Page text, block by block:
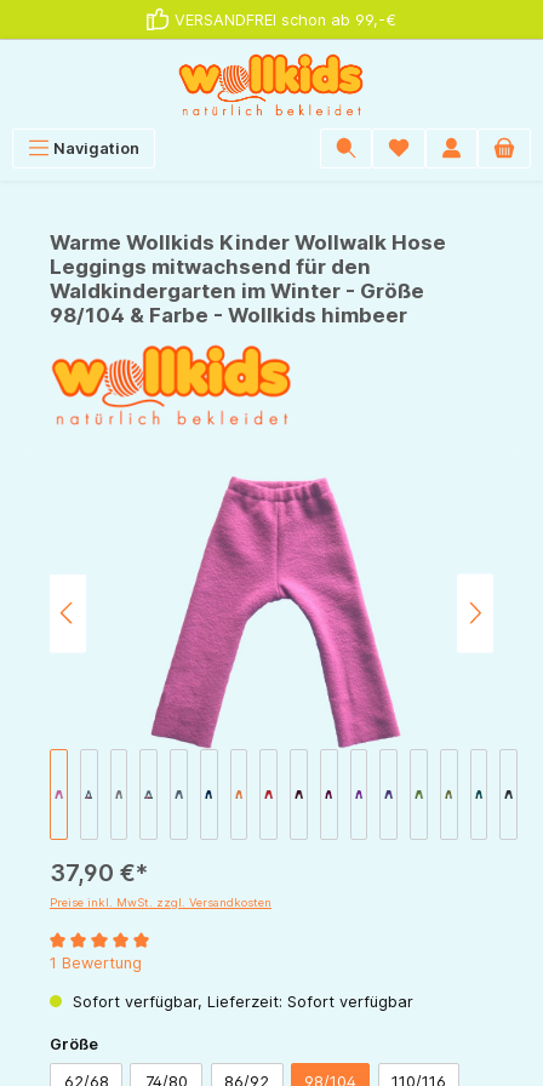
VERSANDFREI schon ab 99,-€
Navigation
Warme Wollkids Kinder Wollwalk Hose
Leggings mitwachsend für den
Waldkindergarten im Winter - Größe
98/104 & Farbe - Wollkids himbeer
Bildergalerie überspringen
37,90 €*
Preise inkl. MwSt. zzgl. Versandkosten
Durchschnittliche Bewertung von 5 von 5 Sternen
1 Bewertung
Sofort verfügbar, Lieferzeit: Sofort verfügbar
Größeauswählen
62/68 74/80 86/92 98/104 110/116